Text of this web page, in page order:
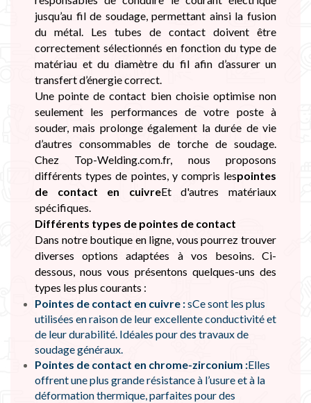
jusqu’au fil de soudage, permettant ainsi la fusion
du métal. Les tubes de contact doivent être
correctement sélectionnés en fonction du type de
matériau et du diamètre du fil afin d’assurer un
transfert d’énergie correct.
Une pointe de contact bien choisie optimise non
seulement les performances de votre poste à
souder, mais prolonge également la durée de vie
d’autres consommables de torche de soudage.
Chez Top-Welding.com.fr, nous proposons
différents types de pointes, y compris lespointes
de contact en cuivreEt d'autres matériaux
spécifiques.
Différents types de pointes de contact
Dans notre boutique en ligne, vous pourrez trouver
diverses options adaptées à vos besoins. Ci-
dessous, nous vous présentons quelques-uns des
types les plus courants :
Pointes de contact en cuivre :sCe sont les plus
utilisées en raison de leur excellente conductivité et
de leur durabilité. Idéales pour des travaux de
soudage généraux.
Pointes de contact en chrome-zirconium :Elles
offrent une plus grande résistance à l’usure et à la
déformation thermique, parfaites pour des